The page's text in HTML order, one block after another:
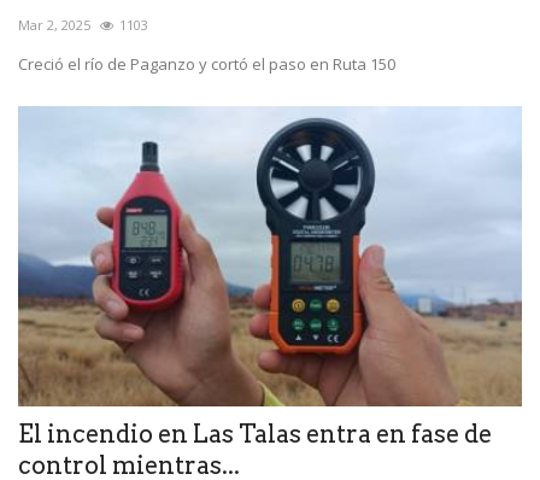
Mar 2, 2025 1103
Creció el río de Paganzo y cortó el paso en Ruta 150
El incendio en Las Talas entra en fase de
control mientras...